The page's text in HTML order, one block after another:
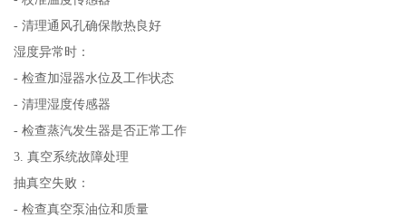
- 清理通风孔确保散热良好
湿度异常时：
- 检查加湿器水位及工作状态
- 清理湿度传感器
- 检查蒸汽发生器是否正常工作
3. 真空系统故障处理
抽真空失败：
- 检查真空泵油位和质量